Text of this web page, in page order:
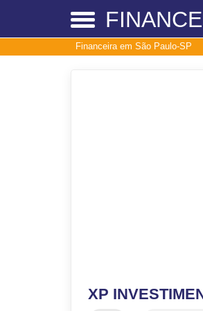
Financeira em São Paulo-SP
XP